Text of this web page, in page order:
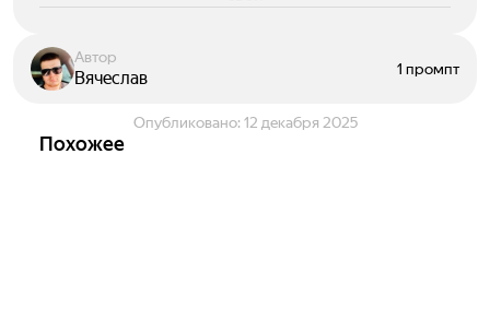
Автор
Вячеслав 1 промпт
Опубликовано: 12 декабря 2025
Похожее